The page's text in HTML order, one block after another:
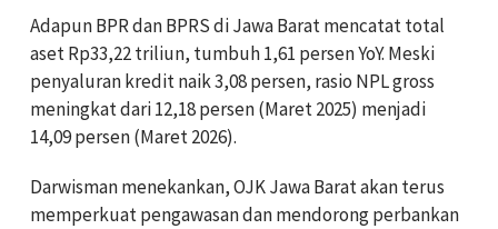
Adapun BPR dan BPRS di Jawa Barat mencatat total
aset Rp33,22 triliun, tumbuh 1,61 persen YoY. Meski
penyaluran kredit naik 3,08 persen, rasio NPL gross
meningkat dari 12,18 persen (Maret 2025) menjadi
14,09 persen (Maret 2026).
Darwisman menekankan, OJK Jawa Barat akan terus
memperkuat pengawasan dan mendorong perbankan